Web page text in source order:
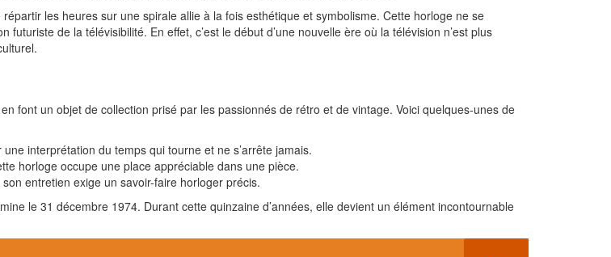
les heures sur une spirale allie à la fois esthétique et symbolisme. Cette horloge ne se
de la télévisibilité. En effet, c’est le début d’une nouvelle ère où la télévision n’est plus
font un objet de collection prisé par les passionnés de rétro et de vintage. Voici quelques-unes de
interprétation du temps qui tourne et ne s’arrête jamais.
horloge occupe une place appréciable dans une pièce.
entretien exige un savoir-faire horloger précis.
le 31 décembre 1974. Durant cette quinzaine d’années, elle devient un élément incontournable